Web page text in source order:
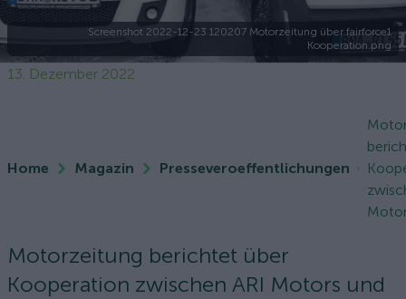
Screenshot 2022-12-23 120207 Motorzeitung über fairforce1
Kooperation.png
13. Dezember 2022
Home Magazin Presseveroeffentlichungen
Motorzeitung berichtet über
Kooperation zwischen ARI Motors und